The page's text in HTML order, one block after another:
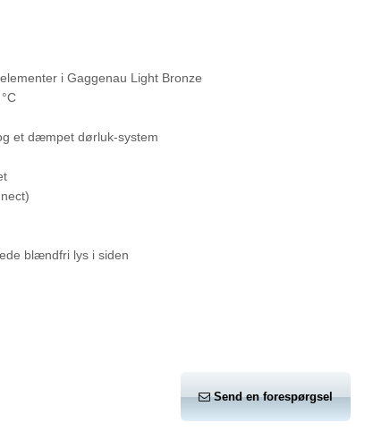
i Gaggenau Light Bronze
et dæmpet dørluk-system
blændfri lys i siden
Send en forespørgsel